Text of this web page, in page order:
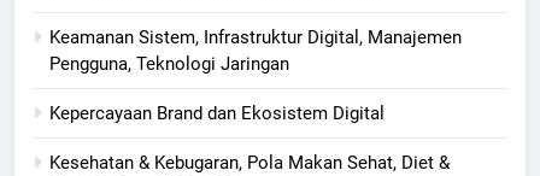
Keamanan Sistem, Infrastruktur Digital, Manajemen
Pengguna, Teknologi Jaringan
Kepercayaan Brand dan Ekosistem Digital
Kesehatan & Kebugaran, Pola Makan Sehat, Diet &